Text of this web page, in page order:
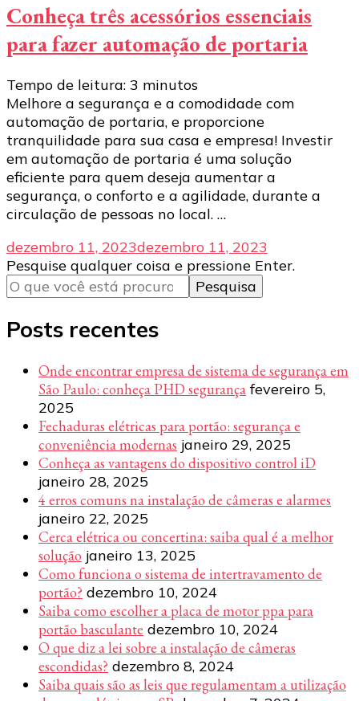
Conheça três acessórios essenciais
para fazer automação de portaria
Tempo de leitura: 3 minutos
Melhore a segurança e a comodidade com
automação de portaria, e proporcione
tranquilidade para sua casa e empresa! Investir
em automação de portaria é uma solução
eficiente para quem deseja aumentar a
segurança, o conforto e a agilidade, durante a
circulação de pessoas no local. …
dezembro 11, 2023dezembro 11, 2023
Procurando
algo?
Pesquise qualquer coisa e pressione Enter.
Posts recentes
Onde encontrar empresa de sistema de segurança em
São Paulo: conheça PHD segurança fevereiro 5,
2025
Fechaduras elétricas para portão: segurança e
conveniência modernas janeiro 29, 2025
Conheça as vantagens do dispositivo control iD
janeiro 28, 2025
4 erros comuns na instalação de câmeras e alarmes
janeiro 22, 2025
Cerca elétrica ou concertina: saiba qual é a melhor
solução janeiro 13, 2025
Como funciona o sistema de intertravamento de
portão? dezembro 10, 2024
Saiba como escolher a placa de motor ppa para
portão basculante dezembro 10, 2024
O que diz a lei sobre a instalação de câmeras
escondidas? dezembro 8, 2024
Saiba quais são as leis que regulamentam a utilização